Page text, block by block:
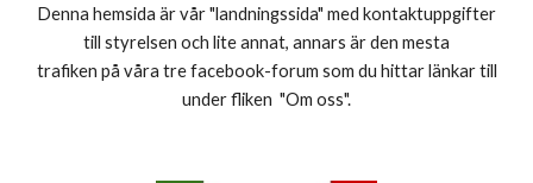
Denna hemsida är vår "landningssida" med kontaktuppgifter
till styrelsen och lite annat, annars är den mesta
trafiken på våra tre facebook-forum som du hittar länkar till
under fliken "Om oss".